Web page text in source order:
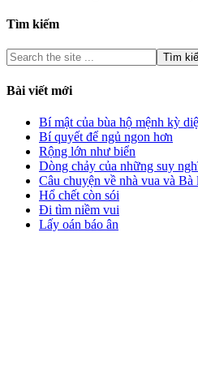
Tìm kiếm
Bài viết mới
Bí mật của bùa hộ mệnh kỳ
Bí quyết để ngủ ngon hơn
Rộng lớn như biển
Dòng chảy của những suy
Câu chuyện về nhà vua và Bà
Hổ chết còn sói
Đi tìm niềm vui
Lấy oán báo ân